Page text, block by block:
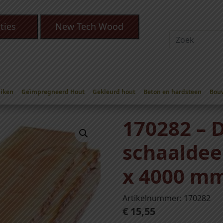
New Tech Wood
Geïmpregneerd Hout Gekleurd hout Beton en hardsteen
schaaldeel fb 20 x 150/220 mm/ 170282 – Douglas
170282 –
x 4000
Artikelnummer: 170282
€ 15,55